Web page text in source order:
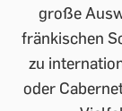
große
fränkischen
zu
oder